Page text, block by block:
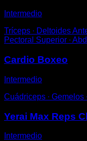
Intermedio
Tríceps ∙ Deltoides
Pectoral Superior ∙
Cardio Boxeo
Intermedio
Cuádriceps ∙ Gemelos
Yerai Max Reps
Intermedio